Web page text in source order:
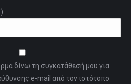
δίνω τη συγκατάθεσή μου για
e-mail από τον ιστότοπο